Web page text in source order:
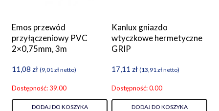
Emos przewód
przyłączeniowy PVC
2×0,75mm, 3m
11,08 zł (9,01złnetto)
Dostępność: 39.00
DODAJ DO KOSZYKA
Kanlux gniazdo
wtyczkowe hermetyczne
GRIP
17,11 zł (13,91złnetto)
Dostępność: 0.00
DODAJ DO KOSZYKA